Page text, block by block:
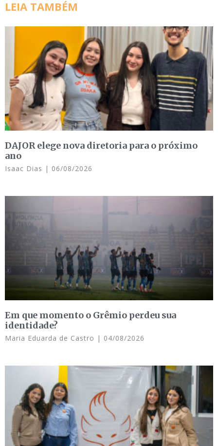
LEIA TAMBÉM
DAJOR elege nova diretoria para o próximo
ano
Isaac Dias 06/08/2026
Em que momento o Grêmio perdeu sua
identidade?
Maria Eduarda de Castro 04/08/2026